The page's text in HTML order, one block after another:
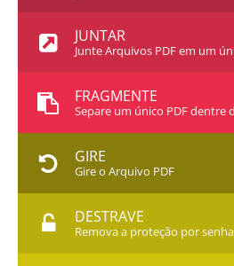
JUNTAR
Junte Arquivos PDF em um
FRAGMENTE
Separe um único PDF dentre
GIRE
Gire o Arquivo PDF
DESTRAVE
Remova a proteção por